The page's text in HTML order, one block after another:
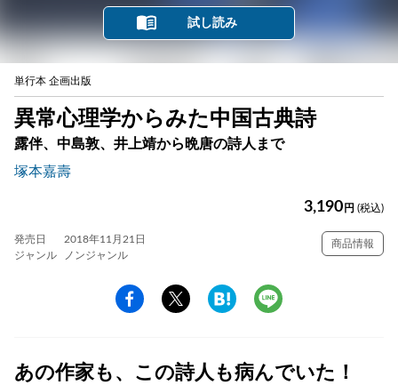
試し読み
単行本 企画出版
異常心理学からみた中国古典詩
露伴、中島敦、井上靖から晩唐の詩人まで
塚本嘉壽
3,190 円 (税込)
発売日
2018年11月21日
ジャンル
ノンジャンル
商品情報
あの作家も、この詩人も病んでいた！